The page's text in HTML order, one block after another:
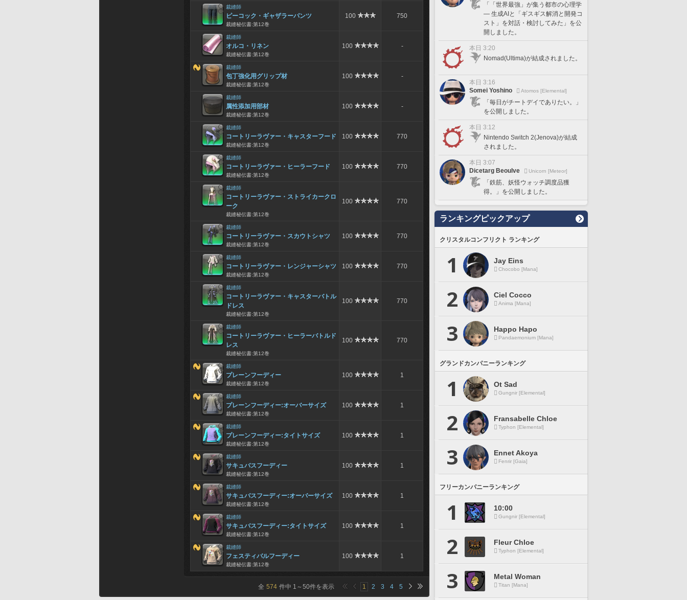
裁縫師
ピーコック・ギャザラーパンツ
裁縫秘伝書:第12巻
100 750
裁縫師
オルコ・リネン
裁縫秘伝書:第12巻
100 -
裁縫師
包丁強化用グリップ材
裁縫秘伝書:第12巻
100 -
裁縫師
属性添加用部材
裁縫秘伝書:第12巻
100 -
裁縫師
コートリーラヴァー・キャスターフード
裁縫秘伝書:第12巻
100 770
裁縫師
コートリーラヴァー・ヒーラーフード
裁縫秘伝書:第12巻
100 770
裁縫師
コートリーラヴァー・ストライカークロ
ーク
裁縫秘伝書:第12巻
100 770
裁縫師
コートリーラヴァー・スカウトシャツ
裁縫秘伝書:第12巻
100 770
裁縫師
コートリーラヴァー・レンジャーシャツ
裁縫秘伝書:第12巻
100 770
裁縫師
コートリーラヴァー・キャスターバトル
ドレス
裁縫秘伝書:第12巻
100 770
裁縫師
コートリーラヴァー・ヒーラーバトルド
レス
裁縫秘伝書:第12巻
100 770
裁縫師
プレーンフーディー
裁縫秘伝書:第12巻
100 1
裁縫師
プレーンフーディー:オーバーサイズ
裁縫秘伝書:第12巻
100 1
裁縫師
プレーンフーディー:タイトサイズ
裁縫秘伝書:第12巻
100 1
裁縫師
サキュバスフーディー
裁縫秘伝書:第12巻
100 1
裁縫師
サキュバスフーディー:オーバーサイズ
裁縫秘伝書:第12巻
100 1
裁縫師
サキュバスフーディー:タイトサイズ
裁縫秘伝書:第12巻
100 1
裁縫師
フェスティバルフーディー
裁縫秘伝書:第12巻
100 1
全 574 件中 1 ～50件を表示 1 2 3 4 5
「「世界最強」が集う都市の心理学
— 生成AIと「ギスギス解消と開発コ
スト」を対話・検討してみた」を公
開しました。
本日 3:20
Nomad(Ultima)が結成されました。
本日 3:16
Somei Yoshino
Atomos [Elemental]
「毎日がチートデイでありたい。」
を公開しました。
本日 3:12
Nintendo Switch 2(Jenova)が結成
されました。
本日 3:07
Dicetarg Beoulve
Unicorn [Meteor]
「鉄筋、妖怪ウォッチ調度品獲
得。」を公開しました。
ランキングピックアップ
クリスタルコンフリクト ランキング
1 Jay Eins
Chocobo [Mana]
2 Ciel Cocco
Anima [Mana]
3 Happo Hapo
Pandaemonium [Mana]
グランドカンパニーランキング
1 Ot Sad
Gungnir [Elemental]
2 Fransabelle Chloe
Typhon [Elemental]
3 Ennet Akoya
Fenrir [Gaia]
フリーカンパニーランキング
1 10:00
Gungnir [Elemental]
2 Fleur Chloe
Typhon [Elemental]
3 Metal Woman
Titan [Mana]